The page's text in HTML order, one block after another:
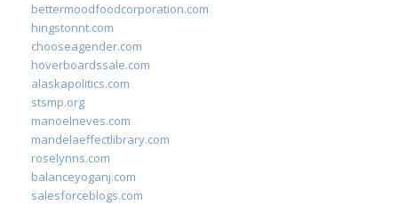
bettermoodfoodcorporation.com
hingstonnt.com
chooseagender.com
hoverboardssale.com
alaskapolitics.com
stsmp.org
manoelneves.com
mandelaeffectlibrary.com
roselynns.com
balanceyoganj.com
salesforceblogs.com